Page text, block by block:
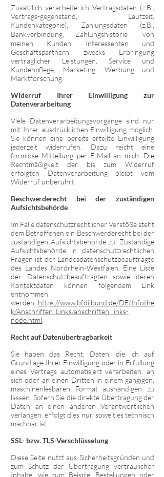
Zusätzlich verarbeite ich Vertragsdaten (z.B.,
Vertrags-gegenstand, Laufzeit,
Kundenkategorie), Zahlungsdaten (z.B.,
Bankverbindung, Zahlungshistorie von
meinen Kunden, Interessenten und
Geschäftspartnern zwecks Erbringung
vertraglicher Leistungen, Service und
Kundenpflege, Marketing, Werbung und
Marktforschung.
Widerruf Ihrer Einwilligung zur
Datenverarbeitung
Viele Datenverarbeitungsvorgänge sind nur
mit Ihrer ausdrücklichen Einwilligung möglich.
Sie können eine bereits erteilte Einwilligung
jederzeit widerrufen. Dazu reicht eine
formlose Mitteilung per E-Mail an mich. Die
Rechtmäßigkeit der bis zum Widerruf
erfolgten Datenverarbeitung bleibt vom
Widerruf unberührt.
Beschwerderecht bei der zuständigen
Aufsichtsbehörde
Im Falle datenschutzrechtlicher Verstöße steht
dem Betroffenen ein Beschwerderecht bei der
zuständigen Aufsichtsbehörde zu. Zuständige
Aufsichtsbehörde in datenschutzrechtlichen
Fragen ist der Landesdatenschutzbeauftragte
des Landes Nordrhein-Westfalen. Eine Liste
der Datenschutzbeauftragten sowie deren
Kontaktdaten können folgendem Link
entnommen
werden: https://www.bfdi.bund.de/DE/Infothe
k/Anschriften_Links/anschriften_links-
node.html
Recht auf Datenübertragbarkeit
Sie haben das Recht, Daten, die ich auf
Grundlage Ihrer Einwilligung oder in Erfüllung
eines Vertrags automatisiert verarbeiten, an
sich oder an einen Dritten in einem gängigen,
maschinenlesbaren Format aushändigen zu
lassen. Sofern Sie die direkte Übertragung der
Daten an einen anderen Verantwortlichen
verlangen, erfolgt dies nur, soweit es technisch
machbar ist.
SSL- bzw. TLS-Verschlüsselung
Diese Seite nutzt aus Sicherheitsgründen und
zum Schutz der Übertragung vertraulicher
Inhalte, wie zum Beispiel Bestellungen oder